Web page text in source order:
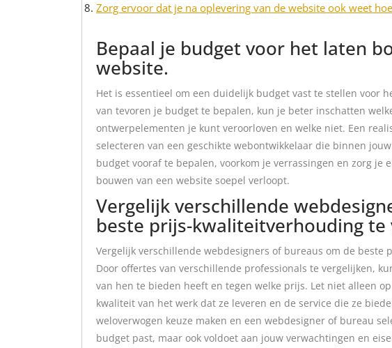
Zorg ervoor dat je na oplevering van de website ook weet
Bepaal je budget voor het laten
website.
Het is essentieel om een duidelijk budget vast te stellen voor
van tevoren je budget te bepalen, kun je beter inschatten
ontwerpelementen je kunt veroorloven en welke niet. Een
selecteren van een geschikte webontwikkelaar die binnen
budget vooraf te bepalen, voorkom je verrassingen en zorg je
bouwen van een website soepel verloopt.
Vergelijk verschillende
beste prijs-kwaliteitverhouding te
Vergelijk verschillende webdesigners of bureaus om de
Door offertes van verschillende professionals te vergelijken,
van hen te bieden heeft en tegen welke prijs. Let niet alleen
kwaliteit van het werk dat ze leveren en de service die ze
weloverwogen keuze maken en een webdesigner of bureau
budget past, maar ook voldoet aan jouw verwachtingen en